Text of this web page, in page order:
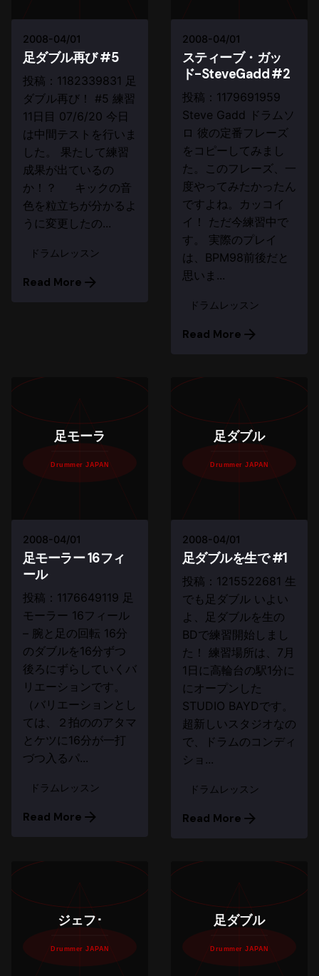
2008-04/01
足ダブル再び #5
投稿：1182339831 足
ダブル再び！ #5 練習
11日目 07/6/20 今日
は中間テストを行いま
した。 果たして練習
成果が出ているの
か！？ キックの音
色を粒立ちが分かるよ
うに変更したの...
ドラムレッスン
Read More
2008-04/01
スティーブ・ガッ
ド-SteveGadd #2
投稿：1179691959
Steve Gadd ドラムソ
ロ 彼の定番フレーズ
をコピーしてみまし
た。このフレーズ、一
度やってみたかったん
ですよね。カッコイ
イ！ ただ今練習中で
す。 実際のプレイ
は、BPM98前後だと
思いま...
ドラムレッスン
Read More
足モーラ
Drummer JAPAN
2008-04/01
足モーラー 16フィ
ール
投稿：1176649119 足
モーラー 16フィール
– 腕と足の回転 16分
のダブルを16分ずつ
後ろにずらしていくバ
リエーションです。
（バリエーションとし
ては、２拍ののアタマ
とケツに16分が一打
づつ入るパ...
ドラムレッスン
Read More
足ダブル
Drummer JAPAN
2008-04/01
足ダブルを生で #1
投稿：1215522681 生
でも足ダブル いよい
よ、足ダブルを生の
BDで練習開始しまし
た！ 練習場所は、7月
1日に高輪台の駅1分に
にオープンした
STUDIO BAYDです。
超新しいスタジオなの
で、ドラムのコンディ
ショ...
ドラムレッスン
Read More
ジェフ･
Drummer JAPAN
足ダブル
Drummer JAPAN